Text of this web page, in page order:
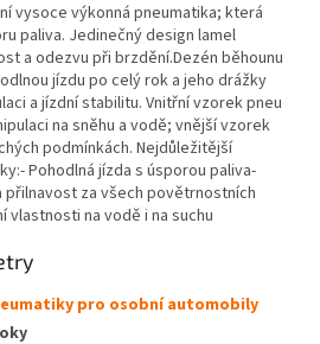
vysoce výkonná pneumatika; která
paliva. Jedinečný design lamel
a odezvu při brzdění.Dezén běhounu
jízdu po celý rok a jeho drážky
a jízdní stabilitu. Vnitřní vzorek pneu
na sněhu a vodě; vnější vzorek
podmínkách. Nejdůležitější
Pohodlná jízda s úsporou paliva-
přilnavost za všech povětrnostních
vlastnosti na vodě i na suchu
pro osobní automobily